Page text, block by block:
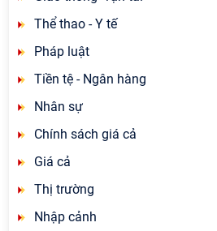
Thể thao - Y tế
Pháp luật
Tiền tệ - Ngân hàng
Nhân sự
Chính sách giá cả
Giá cả
Thị trường
Nhập cảnh